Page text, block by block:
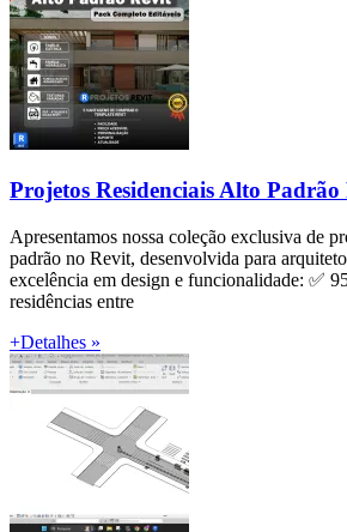
Projetos Residenciais Alto Padrão
Apresentamos nossa coleção exclusiva de
padrão no Revit, desenvolvida para
excelência em design e funcionalidade: ✅
residências entre
+Detalhes »